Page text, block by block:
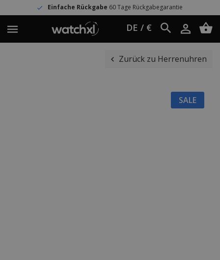
Einfache Rückgabe60 Tage Rückgabegarantie
DE / €
Zurück zu Herrenuhren
SALE